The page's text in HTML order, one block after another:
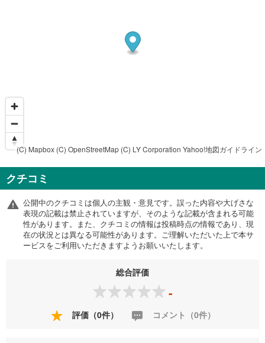
(C) Mapbox (C) OpenStreetMap (C) LY Corporation Yahoo!地図ガイドライン
クチコミ
公開中のクチコミは個人の主観・意見です。誤った内容や大げさな
表現の記載は禁止されていますが、そのような記載が含まれる可能
性があります。また、クチコミの情報は投稿時点の情報であり、現
在の状況とは異なる可能性があります。ご理解いただいた上で本サ
ービスをご利用いただきますようお願いいたします。
総合評価
-
評価（0件） コメント（0件）